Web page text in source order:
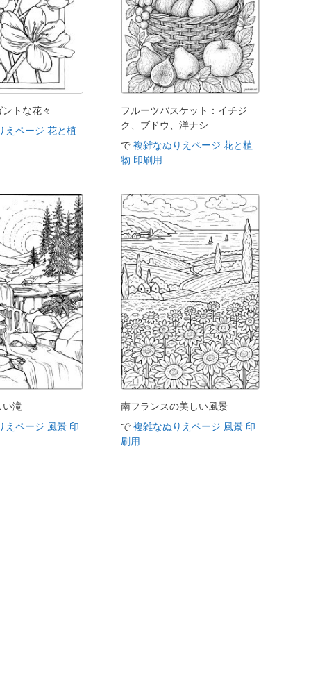
トな花々
えページ 花と植
フルーツバスケット：イチジ
ク、ブドウ、洋ナシ
で複雑なぬりえページ 花と植
物 印刷用
い滝
えページ 風景 印
南フランスの美しい風景
で複雑なぬりえページ 風景 印
刷用